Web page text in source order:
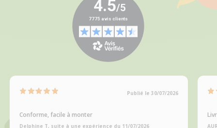
Publié le 30/07/2026
Conforme, facile à monter
Delphine T, suite à une expérience du 11/07/2026